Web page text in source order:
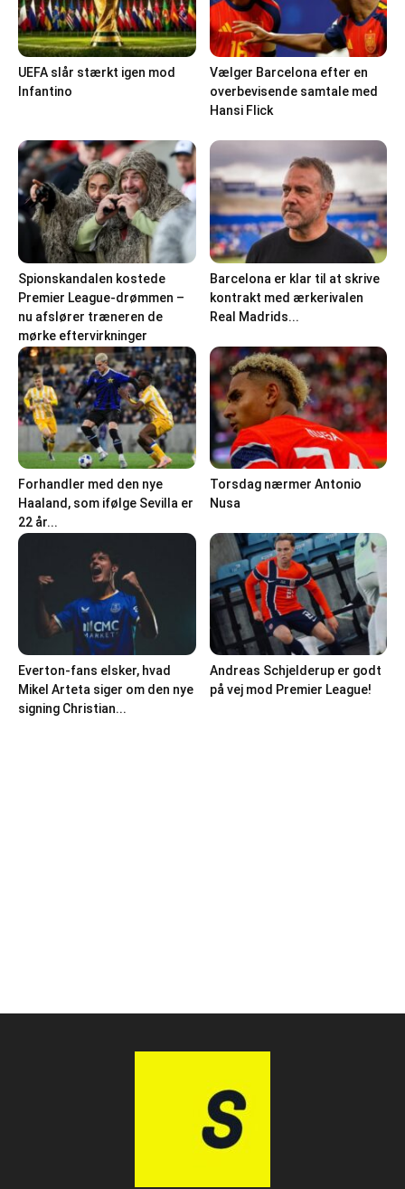
UEFA slår stærkt igen mod
Infantino
Vælger Barcelona efter en
overbevisende samtale med
Hansi Flick
Spionskandalen kostede
Premier League-drømmen –
nu afslører træneren de
mørke eftervirkninger
Barcelona er klar til at skrive
kontrakt med ærkerivalen
Real Madrids...
Forhandler med den nye
Haaland, som ifølge Sevilla er
22 år...
Torsdag nærmer Antonio
Nusa
Everton-fans elsker, hvad
Mikel Arteta siger om den nye
signing Christian...
Andreas Schjelderup er godt
på vej mod Premier League!